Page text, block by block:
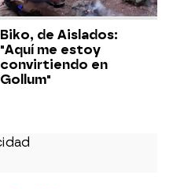
Biko, de Aislados:
"Aquí me estoy
convirtiendo en
Gollum"